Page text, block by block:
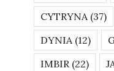
CYTRYNA(37)
DYNIA(12)
IMBIR (22)